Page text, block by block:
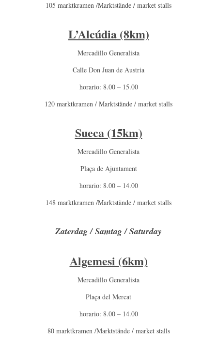
105 marktkramen /Marktstände / market stalls
L’Alcúdia (8km)
Mercadillo Generalista
Calle Don Juan de Austria
horario: 8.00 – 15.00
120 marktkramen / Marktstände / market stalls
Sueca (15km)
Mercadillo Generalista
Plaça de Ajuntament
horario: 8.00 – 14.00
148 marktkramen /Marktstände / market stalls
Zaterdag / Samtag / Saturday
Algemesi (6km)
Mercadillo Generalista
Plaça del Mercat
horario: 8.00 – 14.00
80 marktkramen /Marktstände / market stalls